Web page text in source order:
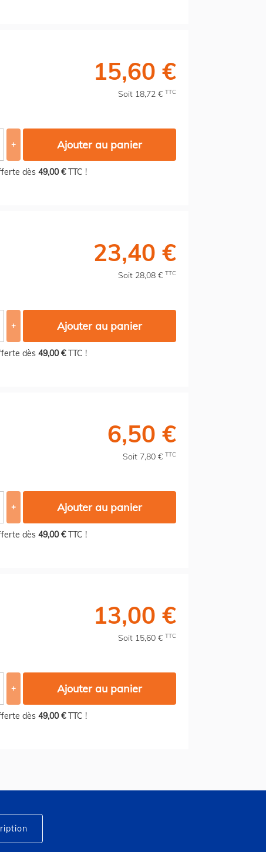
15,60 €
Soit 18,72 € TTC
+ Ajouter au panier
dès 49,00 €TTC !
23,40 €
Soit 28,08 € TTC
+ Ajouter au panier
dès 49,00 €TTC !
6,50 €
Soit 7,80 € TTC
+ Ajouter au panier
dès 49,00 €TTC !
13,00 €
Soit 15,60 € TTC
+ Ajouter au panier
dès 49,00 €TTC !